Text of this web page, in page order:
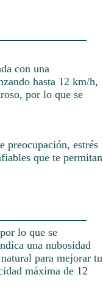
con una
hasta 12 km/h,
por lo que se
preocupación, estrés
que te permitan
lo que se
una nubosidad
para mejorar tu
máxima de 12